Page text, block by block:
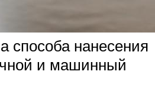
способа нанесения
и машинный